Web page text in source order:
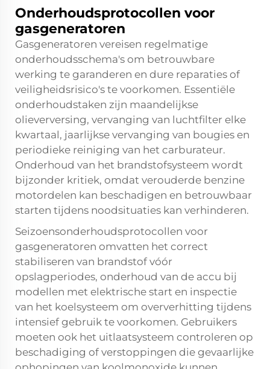
Onderhoudsprotocollen voor
gasgeneratoren
Gasgeneratoren vereisen regelmatige
onderhoudsschema's om betrouwbare
werking te garanderen en dure reparaties of
veiligheidsrisico's te voorkomen. Essentiële
onderhoudstaken zijn maandelijkse
olieverversing, vervanging van luchtfilter elke
kwartaal, jaarlijkse vervanging van bougies en
periodieke reiniging van het carburateur.
Onderhoud van het brandstofsysteem wordt
bijzonder kritiek, omdat verouderde benzine
motordelen kan beschadigen en betrouwbaar
starten tijdens noodsituaties kan verhinderen.
Seizoensonderhoudsprotocollen voor
gasgeneratoren omvatten het correct
stabiliseren van brandstof vóór
opslagperiodes, onderhoud van de accu bij
modellen met elektrische start en inspectie
van het koelsysteem om oververhitting tijdens
intensief gebruik te voorkomen. Gebruikers
moeten ook het uitlaatsysteem controleren op
beschadiging of verstoppingen die gevaarlijke